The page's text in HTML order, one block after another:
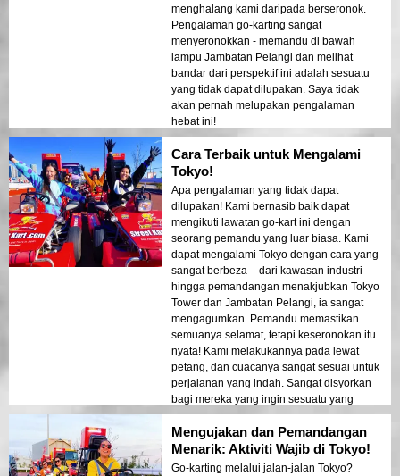
menghalang kami daripada berseronok.
Pengalaman go-karting sangat
menyeronokkan - memandu di bawah
lampu Jambatan Pelangi dan melihat
bandar dari perspektif ini adalah sesuatu
yang tidak dapat dilupakan. Saya tidak
akan pernah melupakan pengalaman
hebat ini!
Cara Terbaik untuk Mengalami
Tokyo!
Apa pengalaman yang tidak dapat
dilupakan! Kami bernasib baik dapat
mengikuti lawatan go-kart ini dengan
seorang pemandu yang luar biasa. Kami
dapat mengalami Tokyo dengan cara yang
sangat berbeza – dari kawasan industri
hingga pemandangan menakjubkan Tokyo
Tower dan Jambatan Pelangi, ia sangat
mengagumkan. Pemandu memastikan
semuanya selamat, tetapi keseronokan itu
nyata! Kami melakukannya pada lewat
petang, dan cuacanya sangat sesuai untuk
perjalanan yang indah. Sangat disyorkan
bagi mereka yang ingin sesuatu yang
menarik dan berbeza di Tokyo!
Mengujakan dan Pemandangan
Menarik: Aktiviti Wajib di Tokyo!
Go-karting melalui jalan-jalan Tokyo?